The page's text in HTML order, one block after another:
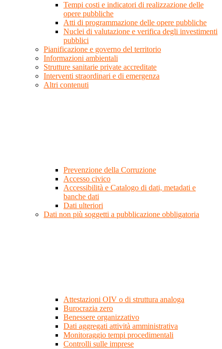
Tempi costi e indicatori di realizzazione delle
opere pubbliche
Atti di programmazione delle opere pubbliche
Nuclei di valutazione e verifica degli investimenti
pubblici
Pianificazione e governo del territorio
Informazioni ambientali
Strutture sanitarie private accreditate
Interventi straordinari e di emergenza
Altri contenuti
Prevenzione della Corruzione
Accesso civico
Accessibilità e Catalogo di dati, metadati e
banche dati
Dati ulteriori
Dati non più soggetti a pubblicazione obbligatoria
Attestazioni OIV o di struttura analoga
Burocrazia zero
Benessere organizzativo
Dati aggregati attività amministrativa
Monitoraggio tempi procedimentali
Controlli sulle imprese